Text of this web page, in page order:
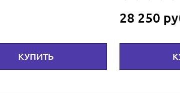
КУПИТЬ
28 250